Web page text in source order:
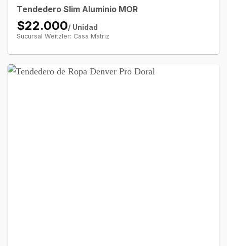
Tendedero Slim Aluminio MOR
$22.000/ Unidad
Sucursal Weitzler: Casa Matriz